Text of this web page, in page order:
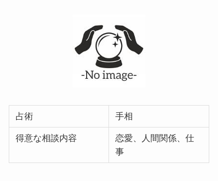
占術 手相
得意な相談内容
恋愛、人間関係、仕
事